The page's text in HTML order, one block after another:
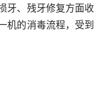
牙、残牙修复方面收
机的消毒流程，受到